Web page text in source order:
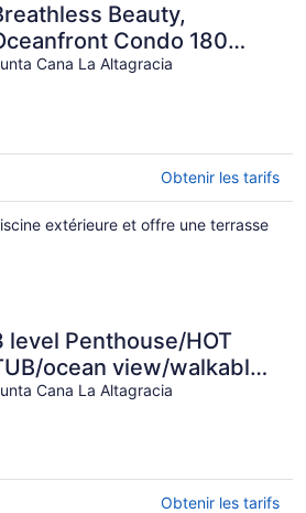
Beauty,
Condo 180
views
Cana La Altagracia
Obtenir les tarifs
extérieure et offre une terrasse
level Penthouse/HOT
ocean view/walkable
Cana La Altagracia
Obtenir les tarifs